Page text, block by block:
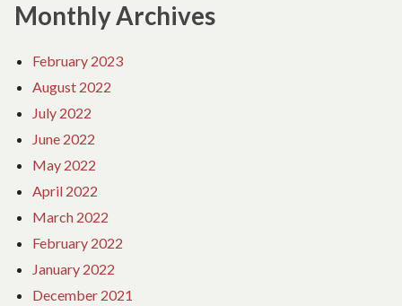
Monthly Archives
February 2023
August 2022
July 2022
June 2022
May 2022
April 2022
March 2022
February 2022
January 2022
December 2021